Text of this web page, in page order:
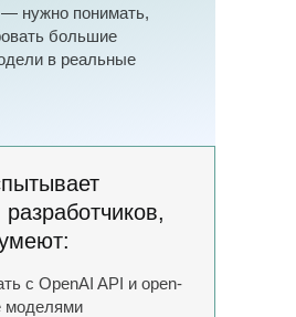
— нужно понимать,
большие
в реальные
с OpenAI API и open-
моделями